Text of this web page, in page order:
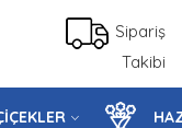
Sipariş
Takibi